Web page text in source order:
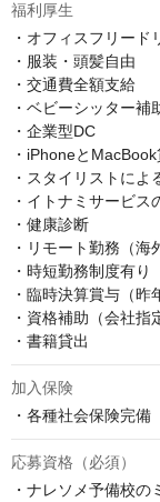
福利厚生
・オフィスフリード
・服装・頭髪自由
・交通費全額支給
・ベビーシッター補
・企業型DC
・iPhoneと
・スタイリストに
・イトナミサービス
・健康診断
・リモート勤務（海
・時短勤務制度有り
・臨時決算賞与（昨
・資格補助（会社指
・書籍貸出
加入保険
・各種社会保険完備
応募資格（必須）
・ナレソメ予備校の